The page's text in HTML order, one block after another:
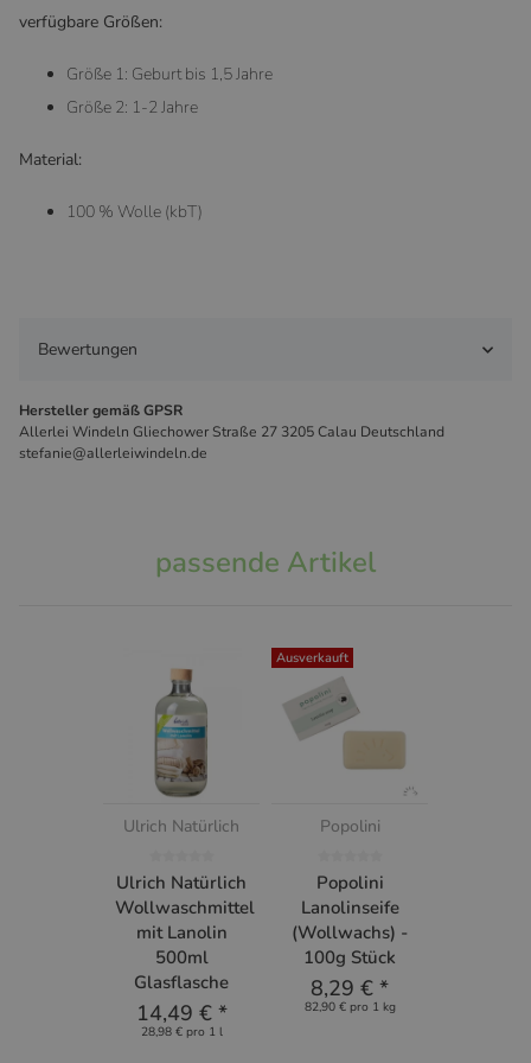
verfügbare Größen:
Größe 1: Geburt bis 1,5 Jahre
Größe 2: 1-2 Jahre
Material:
100 % Wolle (kbT)
Bewertungen
Hersteller gemäß GPSR
Allerlei Windeln Gliechower Straße 27 3205 Calau Deutschland
stefanie@allerleiwindeln.de
passende Artikel
Ulrich Natürlich
Ulrich Natürlich
Wollwaschmittel
mit Lanolin
500ml
Glasflasche
14,49 € *
28,98 € pro 1 l
Ausverkauft
Popolini
Popolini
Lanolinseife
(Wollwachs) -
100g Stück
8,29 € *
82,90 € pro 1 kg